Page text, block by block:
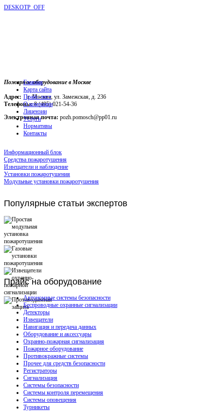
DESKOTP_OFF
Пожарное оборудование в Москве
Адрес: г. Москва, ул. Замежская, д. 236
Телефоны:8 (495) 021-54-36
Электронная почта: pozh.pomosch@pp01.ru
Главная
Карта сайта
Прайс-лист
О компании
Лицензии
Услуги
Нормативы
Контакты
Информационный блок
Средства пожаротушения
Извещатели и наблюдение
Установки пожаротушения
Модульные установки пожаротушения
Популярные статьи экспертов
Прайсна оборудование
Автономные системы безопасности
Беспроводные охранные сигнализации
Детекторы
Извещатели
Навигация и передача данных
Оборудование и аксессуары
Охранно-пожарная сигнализация
Пожарное оборудование
Противокражные системы
Прочее для средств безопасности
Регистраторы
Сигнализация
Системы безопасности
Системы контроля перемещения
Системы оповещения
Турникеты